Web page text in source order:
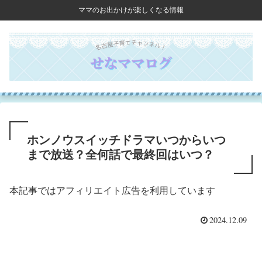
ママのお出かけが楽しくなる情報
ホンノウスイッチドラマいつからいつ
まで放送？全何話で最終回はいつ？
本記事ではアフィリエイト広告を利用しています
2024.12.09